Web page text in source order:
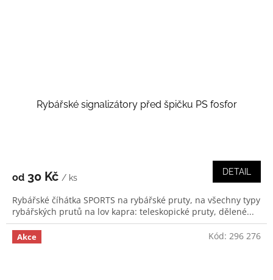
Rybářské signalizátory před špičku PS fosfor
od 30 Kč / ks
DETAIL
Rybářské číhátka SPORTS na rybářské pruty, na všechny typy
rybářských prutů na lov kapra: teleskopické pruty, dělené...
Akce Kód: 296 276